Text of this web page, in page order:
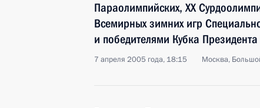
Параолимпийских, XX
Всемирных зимних игр
и победителями Кубка
7 апреля 2005 года, 18:15 Москва,